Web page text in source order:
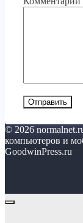
© 2026
компьютеров и
GoodwinPress.ru